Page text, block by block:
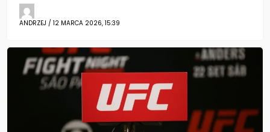
ANDRZEJ / 12 MARCA 2026, 15:39